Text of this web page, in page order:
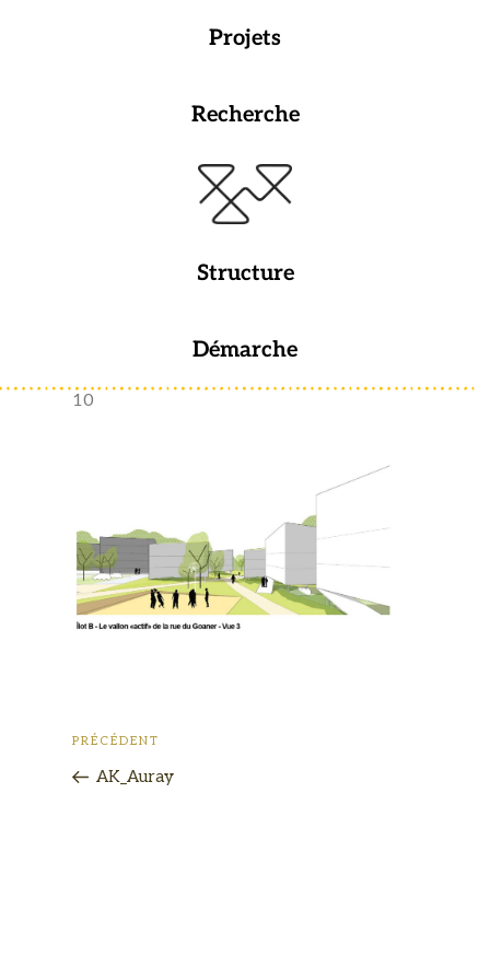
Projets
Recherche
Structure
Démarche
10
PRÉCÉDENT
AK_Auray